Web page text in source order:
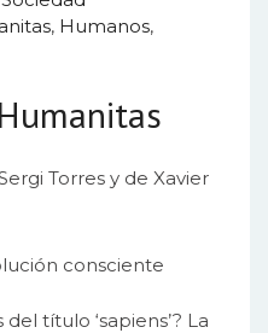
, Humanos,
Torres y de Xavier
consciente
título ‘sapiens’? La